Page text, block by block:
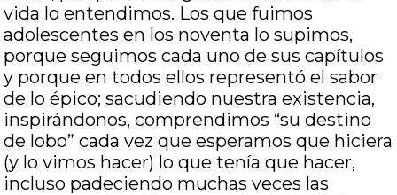
vida lo entendimos. Los que fuimos
adolescentes en los noventa lo supimos,
porque seguimos cada uno de sus capítulos
y porque en todos ellos representó el sabor
de lo épico; sacudiendo nuestra existencia,
inspirándonos, comprendimos “su destino
de lobo” cada vez que esperamos que hiciera
(y lo vimos hacer) lo que tenía que hacer,
incluso padeciendo muchas veces las